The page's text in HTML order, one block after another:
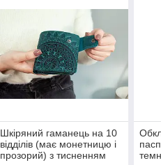
Шкіряний гаманець на 10
відділів (має монетницю і
прозорий) з тисненням